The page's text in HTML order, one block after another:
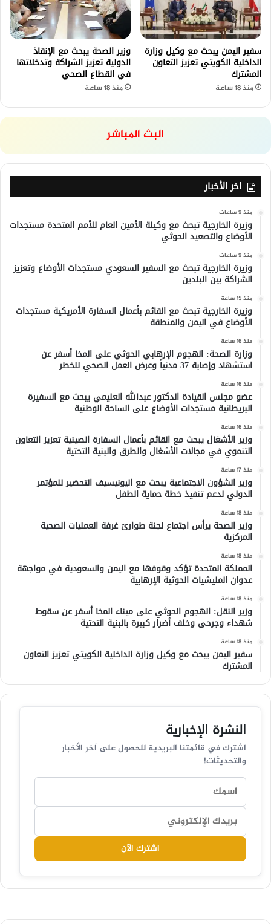
سفير اليمن يبحث مع وكيل وزارة
الداخلية الكويتي تعزيز التعاون
المشترك
منذ 18 ساعة
وزير الصحة يبحث مع الإنقاذ
الدولية تعزيز الشراكة وتدخلاتها
في القطاع الصحي
منذ 18 ساعة
البث المباشر
اخر الأخبار
منذ 9 ساعات
وزيرة الخارجية تبحث مع وكيلة الأمين العام للأمم المتحدة مستجدات
الأوضاع والتصعيد الحوثي
منذ 9 ساعات
وزيرة الخارجية تبحث مع السفير السعودي مستجدات الأوضاع وتعزيز
الشراكة بين البلدين
منذ 15 ساعة
وزيرة الخارجية تبحث مع القائم بأعمال السفارة الأمريكية مستجدات
الأوضاع في اليمن والمنطقة
منذ 16 ساعة
وزارة الصحة: الهجوم الإرهابي الحوثي على المخا أسفر عن
استشهاد وإصابة 37 مدنياً وعرض العمل الصحي للخطر
منذ 16 ساعة
عضو مجلس القيادة الدكتور عبدالله العليمي يبحث مع السفيرة
البريطانية مستجدات الأوضاع على الساحة الوطنية
منذ 16 ساعة
وزير الأشغال يبحث مع القائم بأعمال السفارة الصينية تعزيز التعاون
التنموي في مجالات الأشغال والطرق والبنية التحتية
منذ 17 ساعة
وزير الشؤون الاجتماعية يبحث مع اليونيسيف التحضير للمؤتمر
الدولي لدعم تنفيذ خطة حماية الطفل
منذ 18 ساعة
وزير الصحة يرأس اجتماع لجنة طوارئ غرفة العمليات الصحية
المركزية
منذ 18 ساعة
المملكة المتحدة تؤكد وقوفها مع اليمن والسعودية في مواجهة
عدوان المليشيات الحوثية الإرهابية
منذ 18 ساعة
وزير النقل: الهجوم الحوثي على ميناء المخا أسفر عن سقوط
شهداء وجرحى وخلف أضرار كبيرة بالبنية التحتية
منذ 18 ساعة
سفير اليمن يبحث مع وكيل وزارة الداخلية الكويتي تعزيز التعاون
المشترك
النشرة الإخبارية
اشترك في قائمتنا البريدية للحصول على آخر الأخبار
والتحديثات!
اشترك الآن